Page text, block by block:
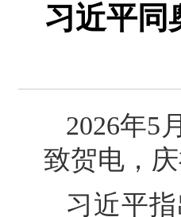
习近平同
2026年5
致贺电，
习近平